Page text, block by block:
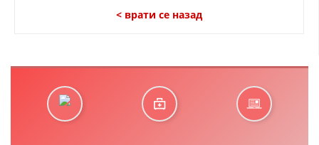
< врати се назад